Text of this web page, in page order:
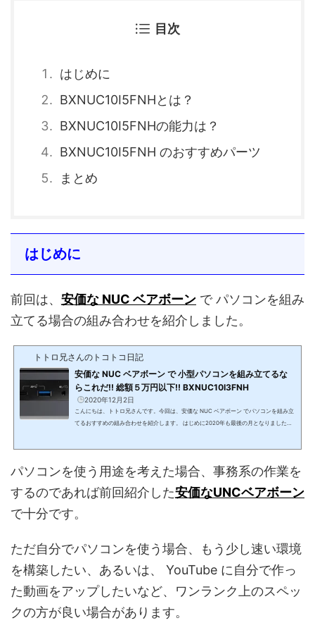
目次
はじめに
BXNUC10I5FNHとは？
BXNUC10I5FNHの能力は？
BXNUC10I5FNH のおすすめパーツ
まとめ
はじめに
前回は、 安価な NUC ベアボーン で パソコンを組み
立てる場合の組み合わせを紹介しました。
トトロ兄さんのトコトコ日記
安価な NUC ベアボーン で 小型パソコンを組み立てるな
らこれだ!! 総額５万円以下!! BXNUC10I3FNH
2020年12月2日
こんにちは、トトロ兄さんです。今回は、安価な NUC ベアボーン でパソコンを組み立
てるおすすめの組み合わせを紹介します。 はじめに2020年も最後の月となりました。
される方が多いと思いますが、 最近は手のひらサイズの小型パソコンをご準備される方
パソコンを使う用途を考えた場合、事務系の作業を
するのであれば前回紹介した安価なUNCベアボーン
で十分です。
ただ自分でパソコンを使う場合、もう少し速い環境
を構築したい、あるいは、 YouTube に自分で作っ
た動画をアップしたいなど、ワンランク上のスペッ
クの方が良い場合があります。